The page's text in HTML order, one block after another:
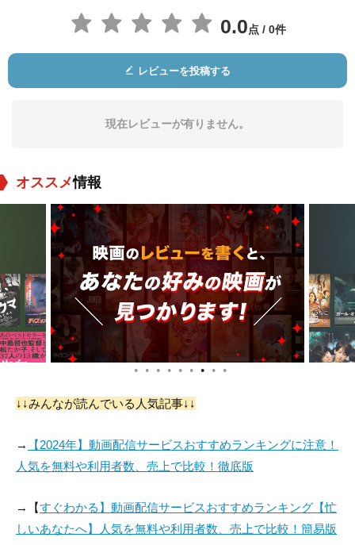
Morgane Portejoie
Calixte Broisin-
Éric Feldman
オフェリア・コルブ
役：Marie-Paule
Raphaël Thiéry
役：Francis
Zoé Bruneau
役：History Teacher
役：Lounès
役：Colleague Matth
0.0点 / 0件
レビューを投稿する
現在レビューが有りません。
オススメ情報
● ● ● ● ● ● ● ● ●
↓↓みんなが読んでいる人気記事↓↓
→
【2024年】動画配信サービスおすすめランキングに注意！
人気を無料や利用者数、売上で比較！徹底版
→【すぐわかる】動画配信サービスおすすめランキング【忙
しいあなたへ】人気を無料や利用者数、売上で比較！簡易版